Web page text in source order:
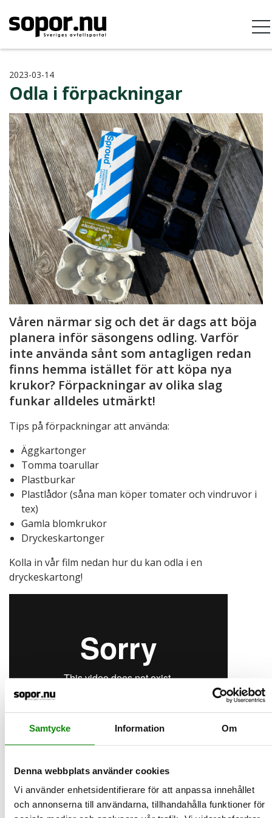
Samtycke Information Om
Denna webbplats använder cookies
Vi använder enhetsidentifierare för att anpassa innehållet
och annonserna till användarna, tillhandahålla funktioner för
2023-03-14
Odla i förpackningar
Våren närmar sig och det är dags att böja
planera inför säsongens odling. Varför
inte använda sånt som antagligen redan
finns hemma istället för att köpa nya
krukor? Förpackningar av olika slag
funkar alldeles utmärkt!
Tips på förpackningar att använda:
Äggkartonger
Tomma toarullar
Plastburkar
Plastlådor (såna man köper tomater och vindruvor i
tex)
Gamla blomkrukor
Dryckeskartonger
Kolla in vår film nedan hur du kan odla i en
dryckeskartong!
Så här sorterar du julklappspapper och
andra julförpackningar
Julhelgerna (och den efterföljande rean) innebär en ökad